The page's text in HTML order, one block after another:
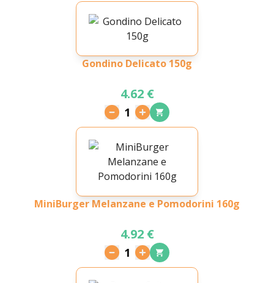
Gondino Delicato 150g
4.62 €
1
MiniBurger Melanzane e Pomodorini 160g
4.92 €
1